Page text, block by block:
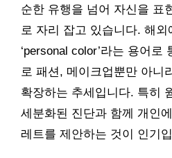
순한 유행을 넘어 자신을 표
로 자리 잡고 있습니다. 해
‘personal color’라는 용어로
로 패션, 메이크업뿐만 아니
확장하는 추세입니다. 특히
세분화된 진단과 함께 개인
레트를 제안하는 것이 인기